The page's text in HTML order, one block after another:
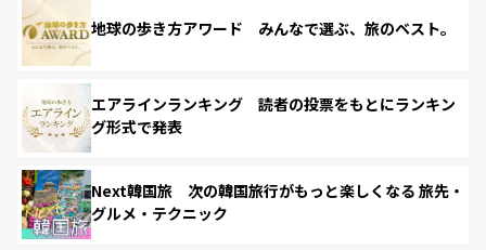
地球の歩き方アワード みんなで選ぶ、旅のベスト。
エアラインランキング 読者の投票をもとにランキン
グ形式で発表
Next韓国旅 次の韓国旅行がもっと楽しくなる 旅先・
グルメ・テクニック